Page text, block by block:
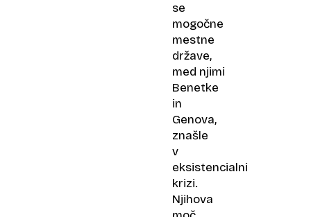
se
mogočne
mestne
države,
med njimi
Benetke
in
Genova,
znašle
v
eksistencialni
krizi.
Njihova